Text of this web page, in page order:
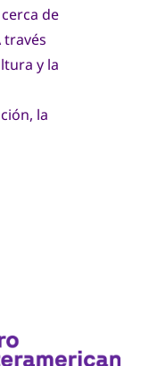
de
través
y la
la